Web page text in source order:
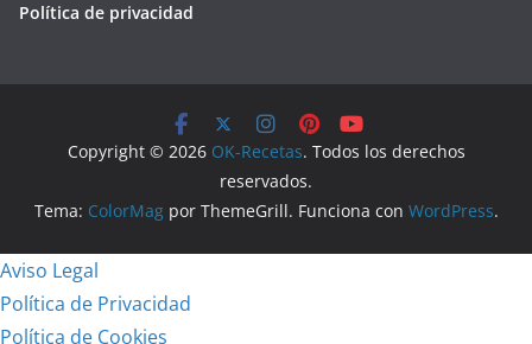
Política de privacidad
Copyright © 2026 OK-Recetas. Todos los derechos
reservados.
Tema: ColorMagpor ThemeGrill. Funciona con WordPress.
Aviso Legal
Política de Privacidad
Política de Cookies